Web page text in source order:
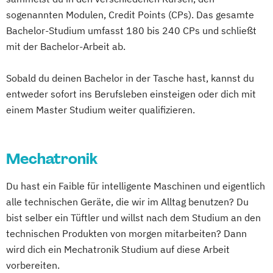
Data Management (DE/EN)
DevOps und Cloud Computing (DE/EN)
Digital Business (DE/EN)
Digital Health
Digital Innovation and Intrapreneurship
Digital Transformation Management -
Digitale Betriebswirtschaftslehre
Digitale Transformation
Diätetik
E-Beratung in der Pädagogik
E-Commerce Elektrotechnik
Hardware-Software-Design
Human Enhancement and Ethics
Human-Centered Computing
Information Engineering und -Management
Innovation
Interactive Media (EN)
Internationales Logistik-Management
Kommunikation
Wissen
Medien
Leading Transformation for Impact
Organizations
sogenannten Modulen, Credit Points (CPs). Das gesamte
Bachelor-Studium umfasst 180 bis 240 CPs und schließt
mit der Bachelor-Arbeit ab.
Sobald du deinen Bachelor in der Tasche hast, kannst du
entweder sofort ins Berufsleben einsteigen oder dich mit
einem Master Studium weiter qualifizieren.
Mechatronik
Du hast ein Faible für intelligente Maschinen und eigentlich
alle technischen Geräte, die wir im Alltag benutzen? Du
bist selber ein Tüftler und willst nach dem Studium an den
technischen Produkten von morgen mitarbeiten? Dann
wird dich ein Mechatronik Studium auf diese Arbeit
vorbereiten.